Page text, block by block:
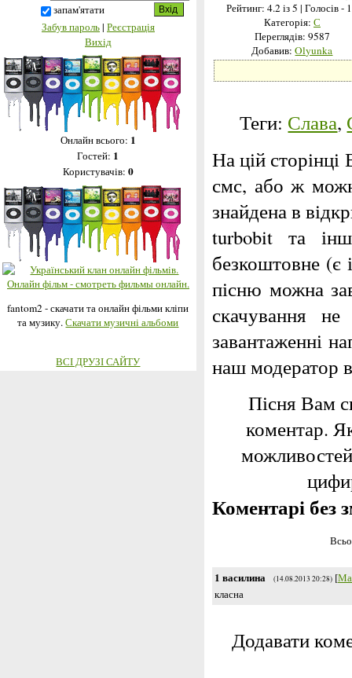
запам'ятати
Забув пароль| Реєстрація
Вихід
Онлайн всього: 1
Гостей: 1
Користувачів: 0
fantom2 - скачати та онлайн фільми кліпи
та музику.Скачати музичні альбоми
ВСІ ДРУЗІ САЙТУ
Рейтинг:4.2із 5| Голосів -
Категорія: С
Переглядів: 9587
Добавив:Olyunka
Теги: Слава,
На цій
смс, або ж
знайдена в
turbobit та
безкоштовне (є
пісню можна
скачування
завантаженні
наш модератор
Пісня Вам
коментар.
Коментарі без
1 василина (14.08.2013 20:28) [
класна
Додавати